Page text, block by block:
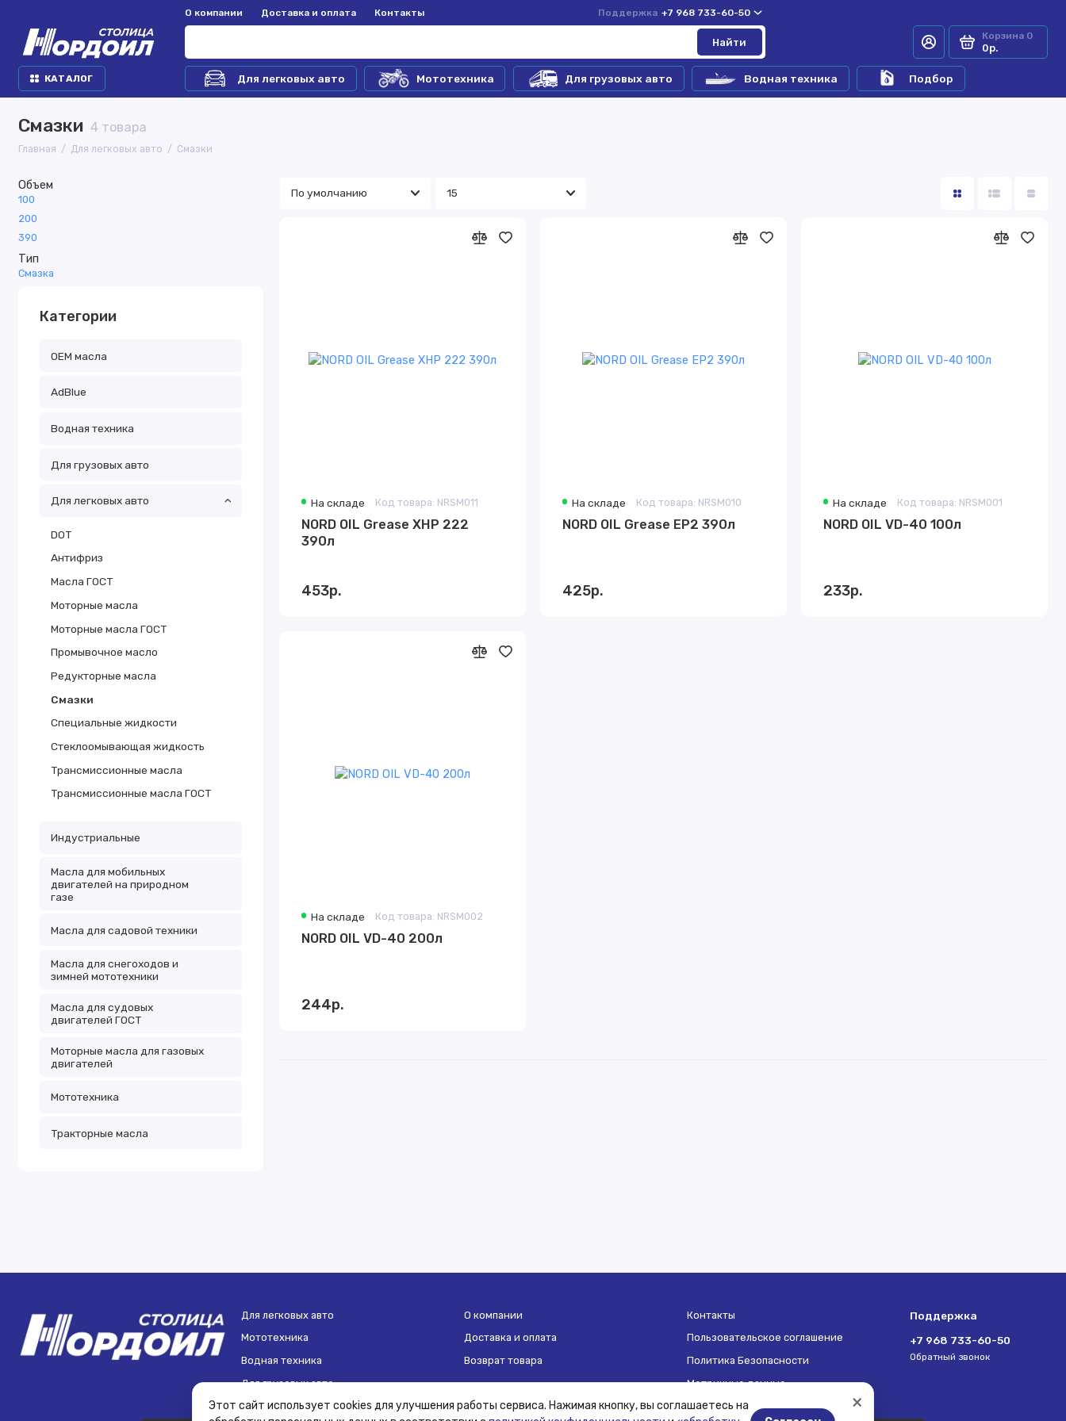
О компании Доставка и оплата Контакты Поддержка +7 968 733-60-50
Найти
Корзина 0
0р.
КАТАЛОГ Для легковых авто Мототехника Для грузовых авто Водная техника Подбор
Смазки 4 товара
Главная Для легковых авто Смазки
Объем
100
200
390
Тип
Смазка
Категории
OEM масла
АdBlue
Водная техника
Для грузовых авто
Для легковых авто
DOT
Антифриз
Масла ГОСТ
Моторные масла
Моторные масла ГОСТ
Промывочное масло
Редукторные масла
Смазки
Специальные жидкости
Стеклоомывающая жидкость
Трансмиссионные масла
Трансмиссионные масла ГОСТ
Индустриальные
Масла для мобильных
двигателей на природном
газе
Масла для садовой техники
Масла для снегоходов и
зимней мототехники
Масла для судовых
двигателей ГОСТ
Моторные масла для газовых
двигателей
Мототехника
Тракторные масла
На складе Код товара: NRSM011
NORD OIL Grease XHP 222
390л
453р.
На складе Код товара: NRSM010
NORD OIL Grease EP2 390л
425р.
На складе Код товара: NRSM001
NORD OIL VD-40 100л
233р.
На складе Код товара: NRSM002
NORD OIL VD-40 200л
244р.
Для легковых авто
Мототехника
Водная техника
Для грузовых авто
О компании
Доставка и оплата
Возврат товара
Контакты
Пользовательское соглашение
Политика Безопасности
Метричные данные
Поддержка
+7 968 733-60-50
Обратный звонок
×
Этот сайт использует cookies для улучшения работы сервиса. Нажимая кнопку, вы соглашаетесь на